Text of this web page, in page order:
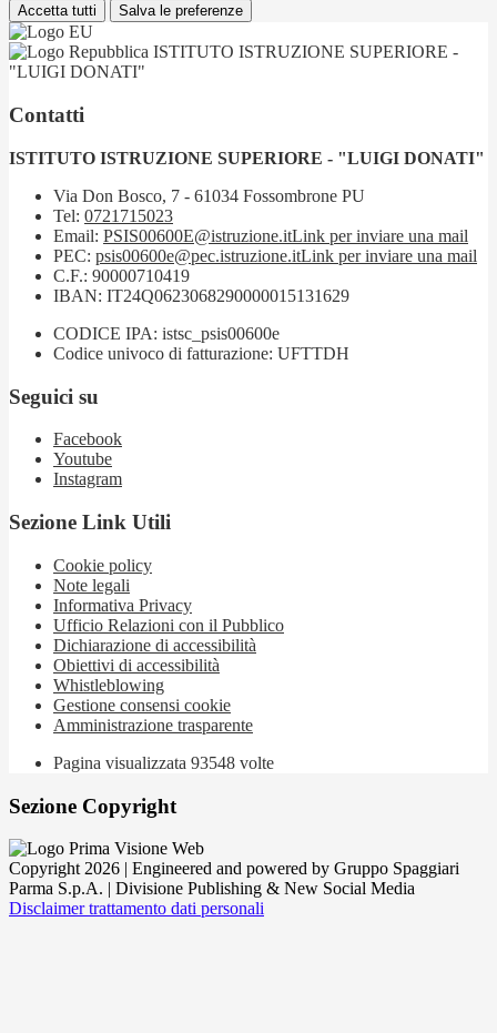
Accetta tutti Salva le preferenze
ISTITUTO ISTRUZIONE SUPERIORE -
"LUIGI DONATI"
Contatti
ISTITUTO ISTRUZIONE SUPERIORE - "LUIGI DONATI"
Via Don Bosco, 7 - 61034 Fossombrone PU
Tel: 0721715023
Email: PSIS00600E@istruzione.itLink per inviare una mail
PEC: psis00600e@pec.istruzione.itLink per inviare una mail
C.F.: 90000710419
IBAN: IT24Q0623068290000015131629
CODICE IPA: istsc_psis00600e
Codice univoco di fatturazione: UFTTDH
Seguici su
Facebook
Youtube
Instagram
Sezione Link Utili
Cookie policy
Note legali
Informativa Privacy
Ufficio Relazioni con il Pubblico
Dichiarazione di accessibilità
Obiettivi di accessibilità
Whistleblowing
Gestione consensi cookie
Amministrazione trasparente
Pagina visualizzata 93548 volte
Sezione Copyright
Copyright 2026 | Engineered and powered by Gruppo Spaggiari
Parma S.p.A. | Divisione Publishing & New Social Media
Disclaimer trattamento dati personali